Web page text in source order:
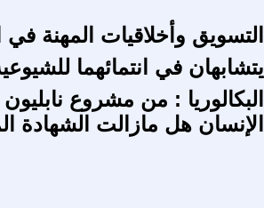
التسويق وأخلاقيات المهنة في
يتشابهان في انتمائهما
البكالوريا : من مشروع
الإنسان هل مازالت الشهادة